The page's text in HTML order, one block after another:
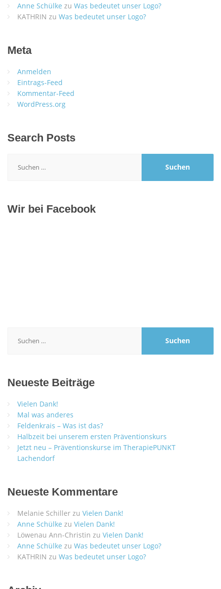
Anne Schülke zu Was bedeutet unser Logo?
KATHRIN zu Was bedeutet unser Logo?
Meta
Anmelden
Eintrags-Feed
Kommentar-Feed
WordPress.org
Search Posts
nach:
Wir bei Facebook
nach:
Neueste Beiträge
Vielen Dank!
Mal was anderes
Feldenkrais – Was ist das?
Halbzeit bei unserem ersten Präventionskurs
Jetzt neu – Präventionskurse im TherapiePUNKT
Lachendorf
Neueste Kommentare
Melanie Schiller zu Vielen Dank!
Anne Schülke zu Vielen Dank!
Löwenau Ann-Christin zu Vielen Dank!
Anne Schülke zu Was bedeutet unser Logo?
KATHRIN zu Was bedeutet unser Logo?